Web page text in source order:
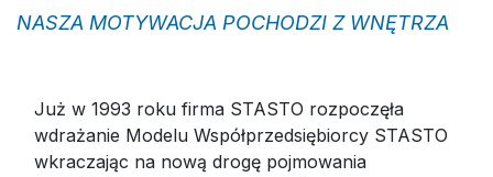
NASZA MOTYWACJA POCHODZI Z WNĘTRZA
Już w 1993 roku firma STASTO rozpoczęła
wdrażanie Modelu Współprzedsiębiorcy STASTO
wkraczając na nową drogę pojmowania